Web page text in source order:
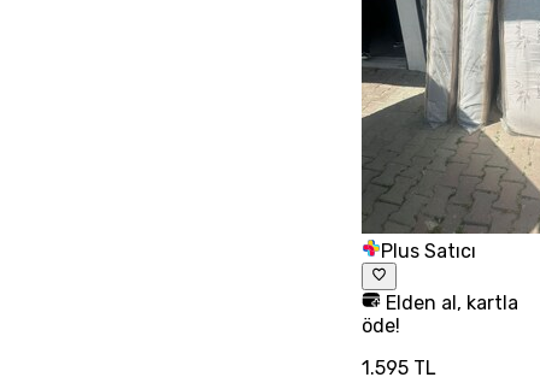
Plus Satıcı
Elden al, kartla
öde!
1.595 TL